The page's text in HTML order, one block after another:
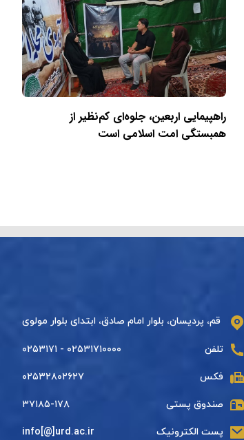
راهپیمایی اربعین، جلوه‌ای کم‌نظیر از
همبستگی امت اسلامی است
قم، پردیسان، بلوار امام صادق، ابتدای بلوار مولوی
تلفن ۰۲۵۳۱۷۱۰۰۰۰ - ۰۲۵۳۱۷۱
فکس ۰۲۵۳۲۸۰۲۶۲۷
صندوق پستی ۳۷۱۸۵-۱۷۸
پست الکترونیک info[@]urd.ac.ir